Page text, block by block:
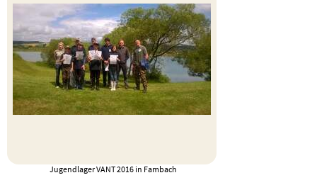
Jugendlager VANT 2016 in Fambach